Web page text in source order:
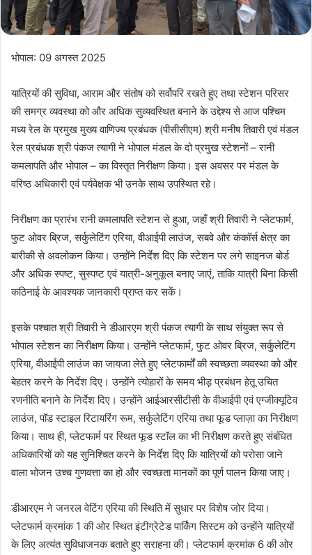
भोपाल: 09 अगस्त 2025
यात्रियों की सुविधा, आराम और संतोष को सर्वोपरि रखते हुए तथा स्टेशन परिसर
की समग्र व्यवस्था को और अधिक सुव्यवस्थित बनाने के उद्देश्य से आज पश्चिम
मध्य रेल के प्रमुख मुख्य वाणिज्य प्रबंधक (पीसीसीएम) श्री मनीष तिवारी एवं मंडल
रेल प्रबंधक श्री पंकज त्यागी ने भोपाल मंडल के दो प्रमुख स्टेशनों – रानी
कमलापति और भोपाल – का विस्तृत निरीक्षण किया। इस अवसर पर मंडल के
वरिष्ठ अधिकारी एवं पर्यवेक्षक भी उनके साथ उपस्थित रहे।
निरीक्षण का प्रारंभ रानी कमलापति स्टेशन से हुआ, जहाँ श्री तिवारी ने प्लेटफार्म,
फुट ओवर ब्रिज, सर्कुलेटिंग एरिया, वीआईपी लाउंज, सबवे और कंकॉर्स क्षेत्र का
बारीकी से अवलोकन किया। उन्होंने निर्देश दिए कि स्टेशन पर लगे साइनज बोर्ड
और अधिक स्पष्ट, सुस्पष्ट एवं यात्री-अनुकूल बनाए जाएं, ताकि यात्री बिना किसी
कठिनाई के आवश्यक जानकारी प्राप्त कर सकें।
इसके पश्चात श्री तिवारी ने डीआरएम श्री पंकज त्यागी के साथ संयुक्त रूप से
भोपाल स्टेशन का निरीक्षण किया। उन्होंने प्लेटफार्म, फुट ओवर ब्रिज, सर्कुलेटिंग
एरिया, वीआईपी लाउंज का जायजा लेते हुए प्लेटफार्मों की स्वच्छता व्यवस्था को और
बेहतर करने के निर्देश दिए। उन्होंने त्योहारों के समय भीड़ प्रबंधन हेतू उचित
रणनीति बनाने के निर्देश दिए। उन्होंने आईआरसीटीसी के वीआईपी एवं एग्जीक्यूटिव
लाउंज, पॉड स्टाइल रिटायरिंग रूम, सर्कुलेटिंग एरिया तथा फूड प्लाज़ा का निरीक्षण
किया। साथ ही, प्लेटफार्म पर स्थित फूड स्टॉल का भी निरीक्षण करते हुए संबंधित
अधिकारियों को यह सुनिश्चित करने के निर्देश दिए कि यात्रियों को परोसा जाने
वाला भोजन उच्च गुणवत्ता का हो और स्वच्छता मानकों का पूर्ण पालन किया जाए।
डीआरएम ने जनरल वेटिंग एरिया की स्थिति में सुधार पर विशेष जोर दिया।
प्लेटफार्म क्रमांक 1 की ओर स्थित इंटीग्रेटेड पार्किंग सिस्टम को उन्होंने यात्रियों
के लिए अत्यंत सुविधाजनक बताते हुए सराहना की। प्लेटफार्म क्रमांक 6 की ओर